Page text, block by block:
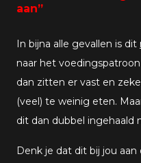
aan”
In bijna alle gevallen is dit
naar het
dan zitten er vast en
(veel) te weinig eten.
dit dan dubbel ingehaald
Denk je dat dit bij jou aan